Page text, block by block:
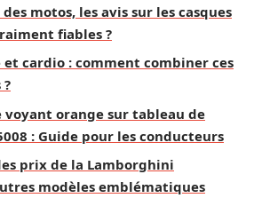
motos, les avis sur les casques
fiables ?
et cardio : comment combiner ces
voyant orange sur tableau de
: Guide pour les conducteurs
prix de la Lamborghini
modèles emblématiques